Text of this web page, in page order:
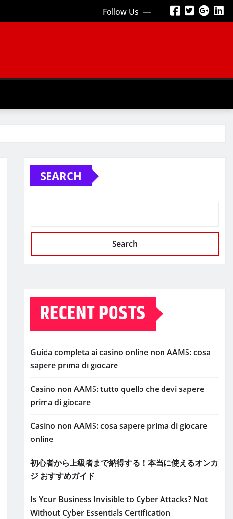
Follow Us
SEARCH
Search
RECENT POSTS
Guida completa ai casino online non AAMS: cosa
sapere prima di giocare
Casino non AAMS: tutto quello che devi sapere
prima di giocare
Casino non AAMS: cosa sapere prima di giocare
online
初心者から上級者まで納得する！本当に使えるオンカ
ジ おすすめガイド
Is Your Business Invisible to Cyber Attacks? Not
Without Cyber Essentials Certification